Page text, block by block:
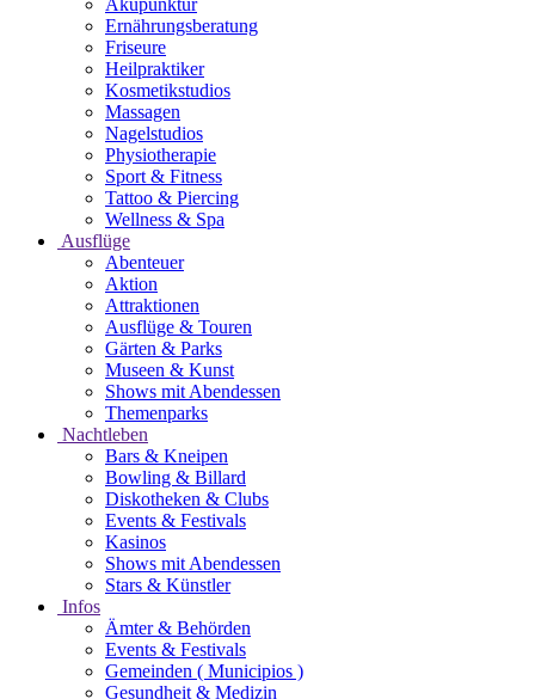
Akupunktur
Ernährungsberatung
Friseure
Heilpraktiker
Kosmetikstudios
Massagen
Nagelstudios
Physiotherapie
Sport & Fitness
Tattoo & Piercing
Wellness & Spa
Ausflüge
Abenteuer
Aktion
Attraktionen
Ausflüge & Touren
Gärten & Parks
Museen & Kunst
Shows mit Abendessen
Themenparks
Nachtleben
Bars & Kneipen
Bowling & Billard
Diskotheken & Clubs
Events & Festivals
Kasinos
Shows mit Abendessen
Stars & Künstler
Infos
Ämter & Behörden
Events & Festivals
Gemeinden ( Municipios )
Gesundheit & Medizin